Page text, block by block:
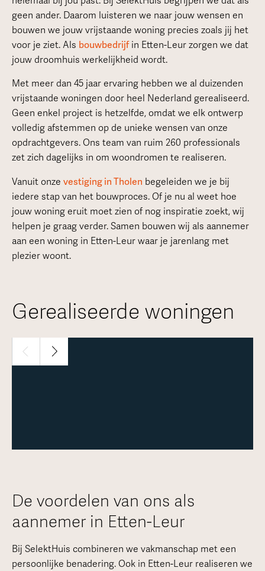
geen ander. Daarom luisteren we naar jouw wensen en
bouwen we jouw vrijstaande woning precies zoals jij het
voor je ziet. Als bouwbedrijfin Etten-Leur zorgen we dat
jouw droomhuis werkelijkheid wordt.
Met meer dan 45 jaar ervaring hebben we al duizenden
vrijstaande woningen door heel Nederland gerealiseerd.
Geen enkel project is hetzelfde, omdat we elk ontwerp
volledig afstemmen op de unieke wensen van onze
opdrachtgevers. Ons team van ruim 260 professionals
zet zich dagelijks in om woondromen te realiseren.
Vanuit onze vestiging in Tholen begeleiden we je bij
iedere stap van het bouwproces. Of je nu al weet hoe
jouw woning eruit moet zien of nog inspiratie zoekt, wij
helpen je graag verder. Samen bouwen wij als aannemer
aan een woning in Etten-Leur waar je jarenlang met
plezier woont.
Gerealiseerde woningen
Meer over deze woning
1 / 30
De voordelen van ons als
aannemer in Etten-Leur
Bij SelektHuis combineren we vakmanschap met een
persoonlijke benadering. Ook in Etten-Leur realiseren we